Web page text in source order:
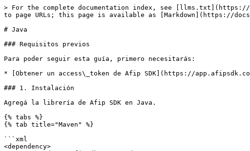
> For the complete documentation index, see [llms.txt](https://
to page URLs; this page is available as [Markdown](https://
# Java
### Requisitos previos
Para poder seguir esta guía, primero necesitarás:
* [Obtener un access\_token de Afip SDK](https://
### 1. Instalación
Agregá la librería de Afip SDK en Java.
{% tabs %}
{% tab title="Maven" %}
```xml
<dependency>